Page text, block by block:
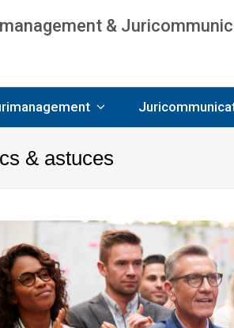
&
& astuces